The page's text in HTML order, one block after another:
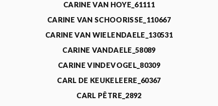
CARINE VAN HOYE_61111
CARINE VAN SCHOORISSE_110667
CARINE VAN WIELENDAELE_130531
CARINE VANDAELE_58089
CARINE VINDEVOGEL_80309
CARL DE KEUKELEERE_60367
CARL PÊTRE_2892